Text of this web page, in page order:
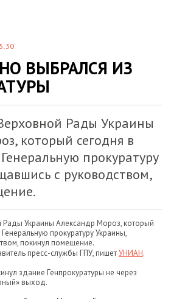
ВЫБРАЛСЯ ИЗ
Рады Украины
который сегодня в
прокуратуру
с руководством,
Украины Александр Мороз, который
прокуратуру Украины,
покинул помещение.
пресс-службы ГПУ, пишетУНИАН.
здание Генпрокуратуры не через
выход.